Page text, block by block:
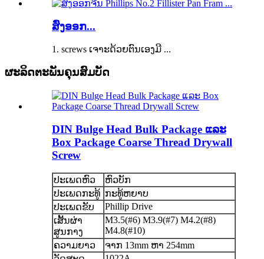
ສົ່ງອອກ...
1. screws ເຈາະດ້ວຍຕົນເອງມີ ...
ຜະລິດຕະພັນຄຸນສົມບັດ
DIN Bulge Head Bulk Package ແລະ
Box Package Coarse Thread Drywall
Screw
ປະເພດຫົວ
ຫົວບັກ
ປະເພດກະທູ້ ກະທູ້ຫຍາບ
ປະເພດຂັບ
Phillip Drive
ເສັ້ນຜ່າ
ສູນກາງ
M3.5(#6) M3.9(#7) M4.2(#8)
M4.8(#10)
ຄວາມຍາວ
ຈາກ 13mm ຫາ 254mm